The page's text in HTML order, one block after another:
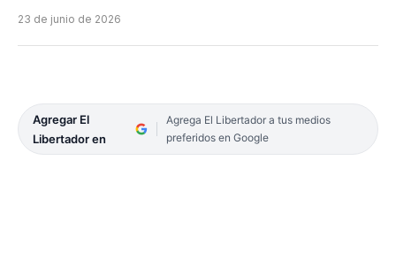
23 de junio de 2026
Agregar El
Libertador en
Agrega El Libertador a tus medios
preferidos en Google